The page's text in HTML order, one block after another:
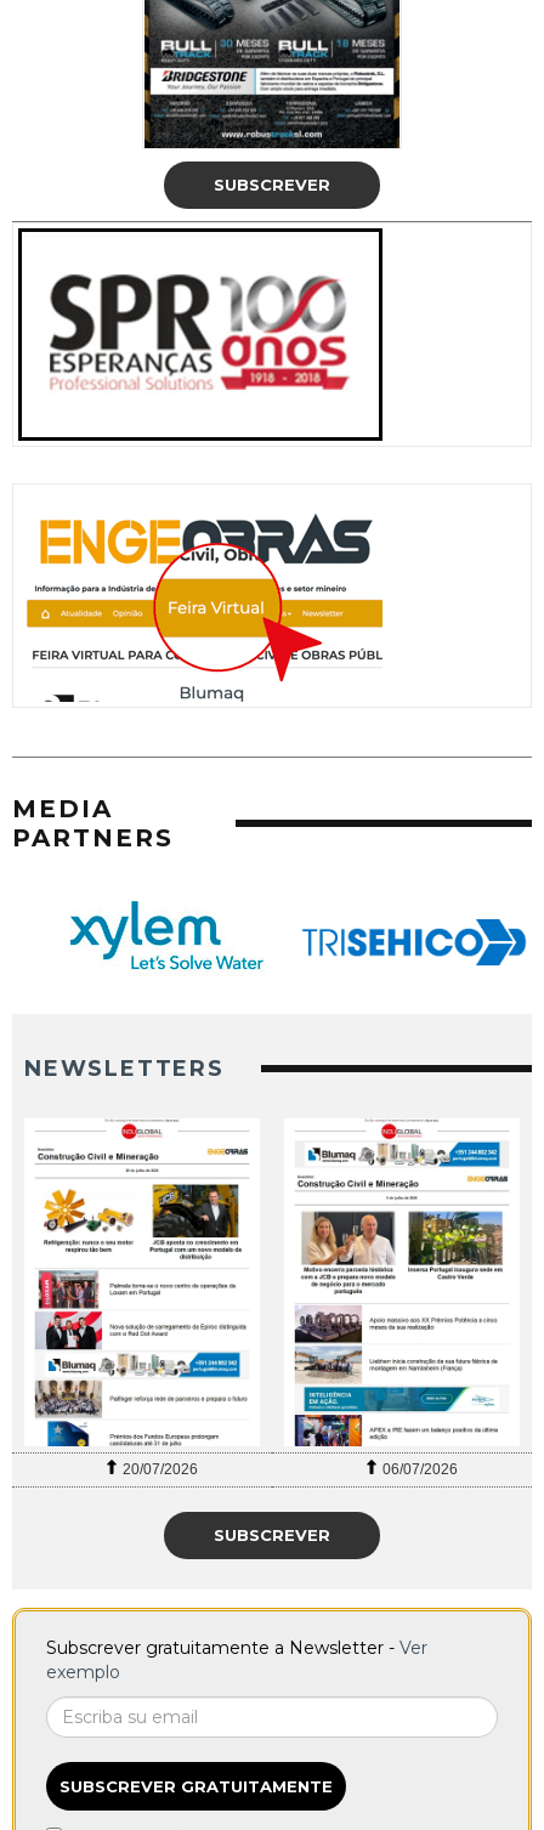
SUBSCREVER
MEDIA
PARTNERS
NEWSLETTERS
20/07/2026 06/07/2026
SUBSCREVER
Subscrever gratuitamente a Newsletter - Ver
exemplo
SUBSCREVER GRATUITAMENTE